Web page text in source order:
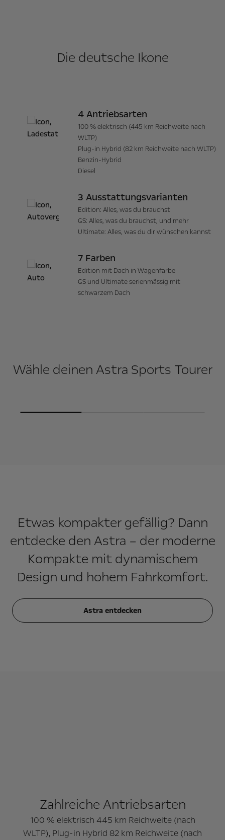
Die deutsche Ikone
4 Antriebsarten
100 % elektrisch (445 km Reichweite nach
WLTP)
Plug-in Hybrid (82 km Reichweite nach WLTP)
Benzin-Hybrid
Diesel
3 Ausstattungsvarianten
Edition: Alles, was du brauchst
GS: Alles, was du brauchst, und mehr
Ultimate: Alles, was du dir wünschen kannst
7 Farben
Edition mit Dach in Wagenfarbe
GS und Ultimate serienmässig mit
schwarzem Dach
Wähle deinen Astra Sports Tourer
Etwas kompakter gefällig? Dann
entdecke den Astra – der moderne
Kompakte mit dynamischem
Design und hohem Fahrkomfort.
Astra entdecken
Zahlreiche Antriebsarten
100 % elektrisch 445 km Reichweite (nach
WLTP), Plug-in Hybrid 82 km Reichweite (nach